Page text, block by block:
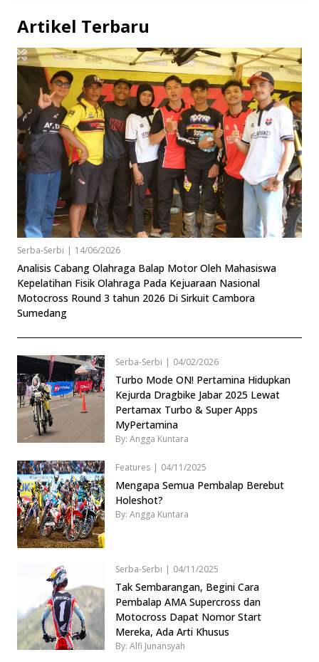
Artikel Terbaru
Serba-Serbi | 14/06/2026
Analisis Cabang Olahraga Balap Motor Oleh Mahasiswa
Kepelatihan Fisik Olahraga Pada Kejuaraan Nasional
Motocross Round 3 tahun 2026 Di Sirkuit Cambora
Sumedang
Serba-Serbi | 04/02/2026
Turbo Mode ON! Pertamina Hidupkan
Kejurda Dragbike Jabar 2025 Lewat
Pertamax Turbo & Super Apps
MyPertamina
By: Angga Kuntara
Features | 04/11/2025
Mengapa Semua Pembalap Berebut
Holeshot?
By: Angga Kuntara
Serba-Serbi | 04/11/2025
Tak Sembarangan, Begini Cara
Pembalap AMA Supercross dan
Motocross Dapat Nomor Start
Mereka, Ada Arti Khusus
By: Alfi Junansyah